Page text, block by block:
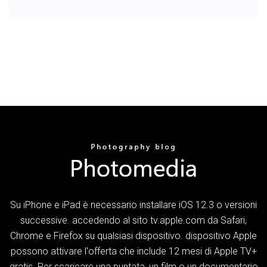
Su iPhone e iPad è necessario installare iOS 12.3 o versioni
successive. accedendo al sito tv.apple.com da Safari,
Chrome e Firefox su qualsiasi dispositivo. dispositivo Apple
possono attivare l'offerta che include 12 mesi di Apple TV+